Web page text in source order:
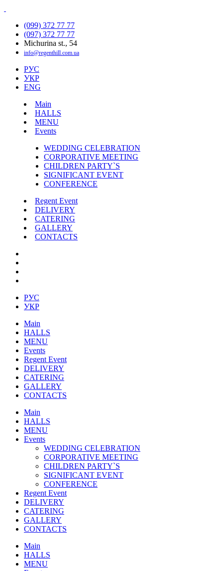
(099) 372 77 77
(097) 372 77 77
Michurina st., 54
info@regenthill.com.ua
РУС
УКР
ENG
Main
HALLS
MENU
Events
WEDDING CELEBRATION
CORPORATIVE MEETING
CHILDREN PARTY`S
SIGNIFICANT EVENT
CONFERENCE
Regent Event
DELIVERY
CATERING
GALLERY
CONTACTS
РУС
УКР
Main
HALLS
MENU
Events
Regent Event
DELIVERY
CATERING
GALLERY
CONTACTS
Main
HALLS
MENU
Events
WEDDING CELEBRATION
CORPORATIVE MEETING
CHILDREN PARTY`S
SIGNIFICANT EVENT
CONFERENCE
Regent Event
DELIVERY
CATERING
GALLERY
CONTACTS
Main
HALLS
MENU